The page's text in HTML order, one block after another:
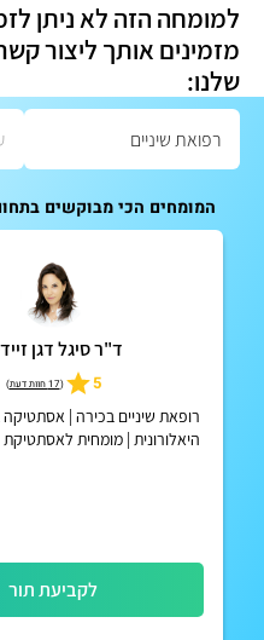
למומחה הזה לא ניתן
מזמינים אותך ליצור
שלנו:
המומחים הכי מבוקשים
ד"ר סיגל דגן
5
(17 חוות דעת )
רופאת שיניים בכירה | אסתטיקה
היאלורונית | מומחית
לקביעת תור